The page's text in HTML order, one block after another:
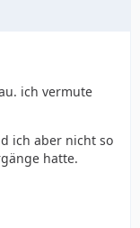
ich vermute
ich aber nicht so
hatte.